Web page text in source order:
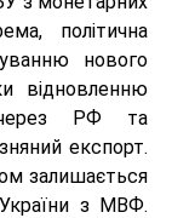
політична
нового
відновленню
через РФ та
експорт.
залишається
з МВФ.